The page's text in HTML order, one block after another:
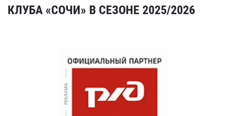
КЛУБА «СОЧИ» В СЕЗОНЕ 2025/2026